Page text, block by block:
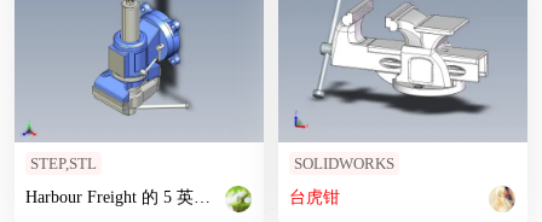
STEP,STL
Harbour Freight 的 5 英寸 台虎钳
SOLIDWORKS
台虎钳